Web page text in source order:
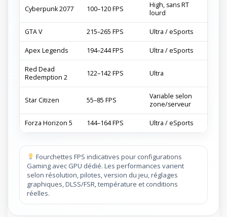
Cyberpunk 2077 100–120 FPS
High, sans RT
lourd
GTA V 215–265 FPS Ultra / eSports
Apex Legends 194–244 FPS Ultra / eSports
Red Dead
Redemption 2
122–142 FPS Ultra
Star Citizen 55–85 FPS
Variable selon
zone/serveur
Forza Horizon 5 144–164 FPS Ultra / eSports
Fourchettes FPS indicatives pour configurations
Gaming avec GPU dédié. Les performances varient
selon résolution, pilotes, version du jeu, réglages
graphiques, DLSS/FSR, température et conditions
réelles.